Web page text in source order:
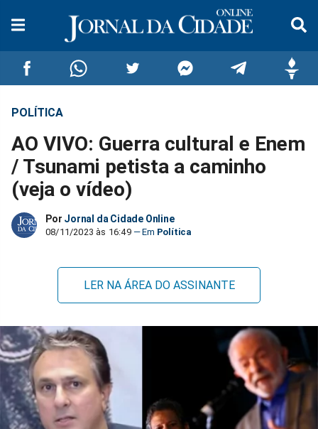
Compartilhar
no
Facebook
Compartilhar
no
Whatsapp
no
Twitter
no
no
no
POLÍTICA
AO VIVO: Guerra cultural e Enem
/ Tsunami petista a caminho
(veja o vídeo)
Por Jornal da Cidade Online
08/11/2023 às 16:49 Política
LER NA ÁREA DO ASSINANTE